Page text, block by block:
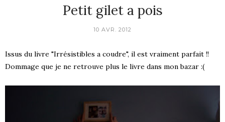
Petit gilet a pois
10 AVR. 2012
Issus du livre "Irrésistibles a coudre", il est vraiment parfait !!
Dommage que je ne retrouve plus le livre dans mon bazar :(